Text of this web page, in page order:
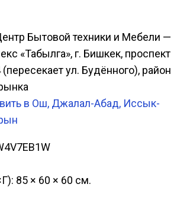
Бытовой техники и Мебели —
«Табылга», г. Бишкек, проспект
ул. Будённого), район
в Ош, Джалал-Абад, Иссык-
85 × 60 × 60 см.